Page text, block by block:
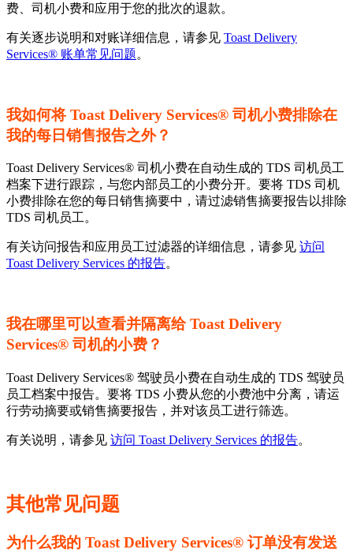
费、司机小费和应用于您的批次的退款。
有关逐步说明和对账详细信息，请参见 Toast Delivery
Services® 账单常见问题。
我如何将 Toast Delivery Services® 司机小费排除在
我的每日销售报告之外？
Toast Delivery Services® 司机小费在自动生成的 TDS 司机员工
档案下进行跟踪，与您内部员工的小费分开。要将 TDS 司机
小费排除在您的每日销售摘要中，请过滤销售摘要报告以排除
TDS 司机员工。
有关访问报告和应用员工过滤器的详细信息，请参见 访问
Toast Delivery Services 的报告。
我在哪里可以查看并隔离给 Toast Delivery
Services® 司机的小费？
Toast Delivery Services® 驾驶员小费在自动生成的 TDS 驾驶员
员工档案中报告。要将 TDS 小费从您的小费池中分离，请运
行劳动摘要或销售摘要报告，并对该员工进行筛选。
有关说明，请参见 访问 Toast Delivery Services 的报告。
其他常见问题
为什么我的 Toast Delivery Services® 订单没有发送